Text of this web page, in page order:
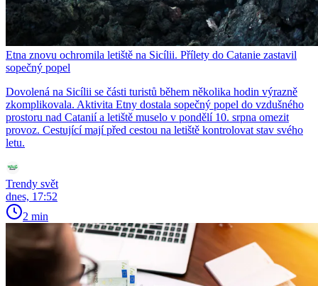
Etna znovu ochromila letiště na Sicílii. Přílety do Catanie zastavil
sopečný popel
Dovolená na Sicílii se části turistů během několika hodin výrazně
zkomplikovala. Aktivita Etny dostala sopečný popel do vzdušného
prostoru nad Catanií a letiště muselo v pondělí 10. srpna omezit
provoz. Cestující mají před cestou na letiště kontrolovat stav svého
letu.
Trendy svět
dnes, 17:52
2 min